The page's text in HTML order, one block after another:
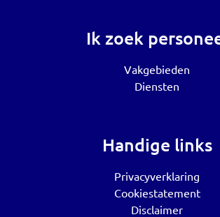
Ik zoek
Vakgebieden
Diensten
Handige links
Privacyverklaring
Cookiestatement
Disclaimer